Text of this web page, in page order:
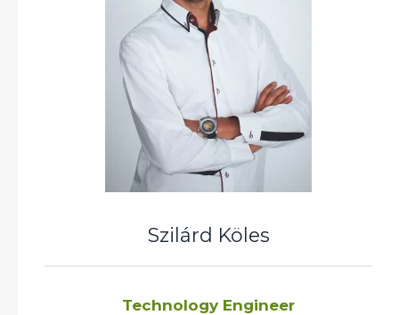
Szilárd Köles
Technology Engineer